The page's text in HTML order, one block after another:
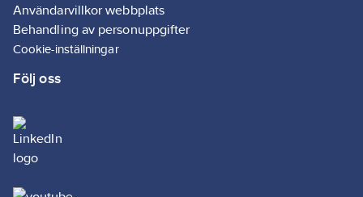
Användarvillkor webbplats
Behandling av personuppgifter
Cookie-inställningar
Följ oss